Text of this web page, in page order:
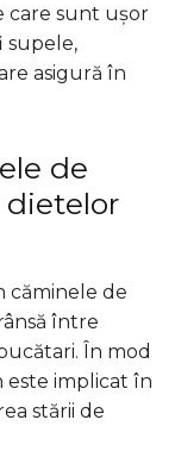
care sunt ușor
supele,
asigură în
de
dietelor
căminele de
între
În mod
este implicat în
stării de